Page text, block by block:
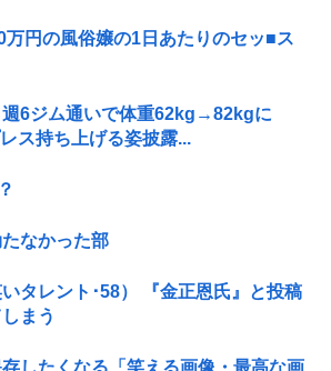
万円の風俗嬢の1日あたりのセッ■ス
週6ジム通いで体重62kg→82kgに
ス持ち上げる姿披露...
なかった部
タレント･58） 『金正恩氏』と投稿
まう